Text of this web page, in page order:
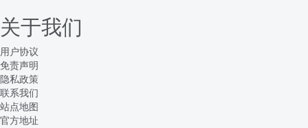
关于我们
用户协议
免责声明
隐私政策
联系我们
站点地图
官方地址